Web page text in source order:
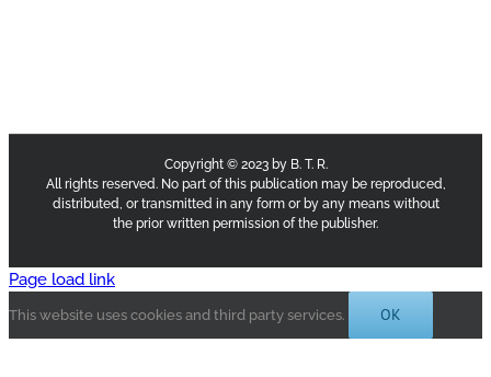
Copyright © 2023 by B. T. R.
All rights reserved. No part of this publication may be reproduced,
distributed, or transmitted in any form or by any means without
the prior written permission of the publisher.
Page load link
This website uses cookies and third party services. OK